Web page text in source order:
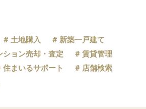
土地購入
新築一戸建て
ション売却・査定
賃貸管理
住まいるサポート
店舗検索